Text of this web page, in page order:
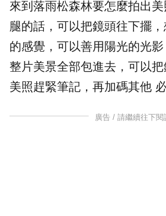
來到落雨松森林要怎麼拍出
腿的話，可以把鏡頭往下擺
的感覺，可以善用陽光的光
整片美景全部包進去，可以
美照趕緊筆記，再加碼其他 必
廣告 / 請繼續往下閱